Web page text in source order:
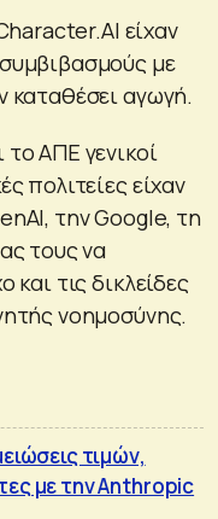
είχαν
με
καταθέσει αγωγή.
ΑΠΕ γενικοί
πολιτείες είχαν
την Google, τη
τους να
και τις δικλείδες
νοημοσύνης.
τιμών,
με την Anthropic